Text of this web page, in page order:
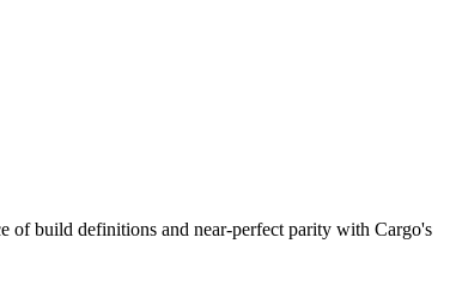
of build definitions and near-perfect parity with Cargo's